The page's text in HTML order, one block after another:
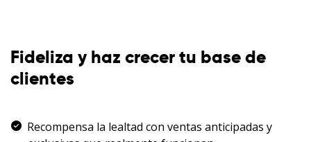
Fideliza y haz crecer tu base de
clientes
Recompensa la lealtad con ventas anticipadas y